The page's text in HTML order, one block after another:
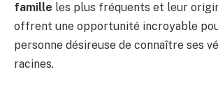
famille les plus fréquents et leur
offrent une opportunité incroyable
personne désireuse de connaître ses
racines.